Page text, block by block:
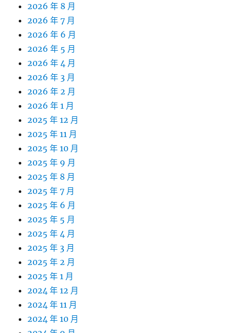
2026 年 8 月
2026 年 7 月
2026 年 6 月
2026 年 5 月
2026 年 4 月
2026 年 3 月
2026 年 2 月
2026 年 1 月
2025 年 12 月
2025 年 11 月
2025 年 10 月
2025 年 9 月
2025 年 8 月
2025 年 7 月
2025 年 6 月
2025 年 5 月
2025 年 4 月
2025 年 3 月
2025 年 2 月
2025 年 1 月
2024 年 12 月
2024 年 11 月
2024 年 10 月